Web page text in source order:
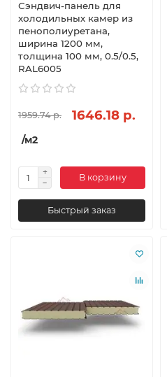
Сэндвич-панель для
холодильных камер из
пенополиуретана,
ширина 1200 мм,
толщина 100 мм, 0.5/0.5,
RAL6005
1959.74 р. 1646.18 р.
/м2
В корзину
Быстрый заказ